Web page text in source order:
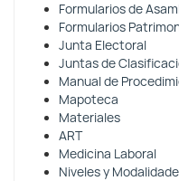
Formularios de
Formularios
Junta Electoral
Juntas de
Manual de
Mapoteca
Materiales
ART
Medicina Laboral
Niveles y